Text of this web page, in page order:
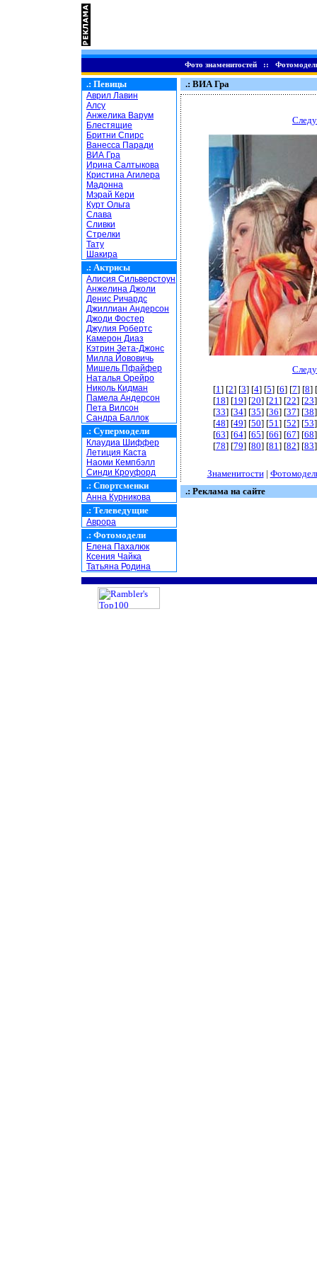
Фото знаменитостей::
.: Певицы
Аврил Лавин
Алсу
Анжелика Варум
Блестящие
Бритни Спирс
Ванесса Паради
ВИА Гра
Ирина Салтыкова
Кристина Агилера
Мадонна
Мэрай Кери
Курт Ольга
Слава
Сливки
Стрелки
Тату
Шакира
.: Актрисы
Алисия Сильверстоун
Анжелина Джоли
Денис Ричардс
Джиллиан Андерсон
Джоди Фостер
Джулия Робертс
Камерон Диаз
Кэтрин Зета-Джонс
Милла Йововичь
Мишель Пфайфер
Наталья Орейро
Николь Кидман
Памела Андерсон
Пета Вилсон
Сандра Баллок
.: Супермодели
Клаудиа Шиффер
Летиция Каста
Наоми Кемпбэлл
Синди Кроуфорд
.: Спортсменки
Анна Курникова
.: Телеведущие
Аврора
.: Фотомодели
Елена Пахалюк
Ксения Чайка
Татьяна Родина
.: ВИА Гра
[1] [2] [3] [4] [5] [6] [7] [8] [
[18] [19] [20] [21] [22] [23
[33] [34] [35] [36] [37] [38
[48] [49] [50] [51] [52] [53
[63] [64] [65] [66] [67] [68
[78] [79] [80] [81] [82] [83
Знаменитости|
.: Реклама на сайте